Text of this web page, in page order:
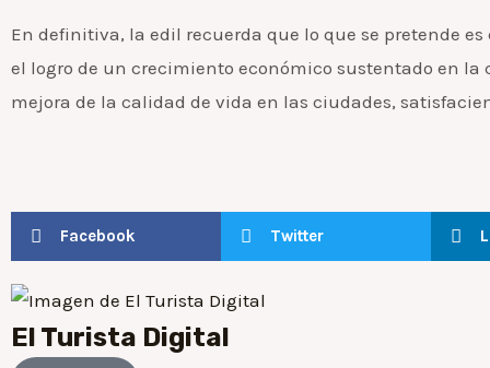
En definitiva, la edil recuerda que lo que se pretende
el logro de un crecimiento económico sustentado en
mejora de la calidad de vida en las ciudades,
Facebook Twitter
El Turista Digital